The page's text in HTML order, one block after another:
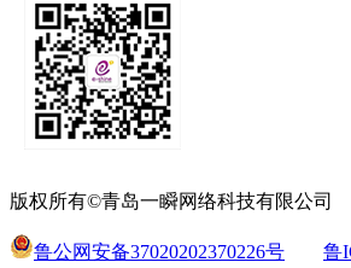
版权所有©青岛一瞬网络科技有限公司
鲁公网安备37020202370226号 鲁